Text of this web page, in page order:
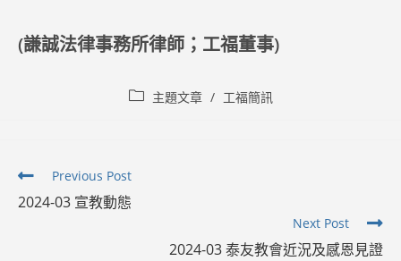
(謙誠法律事務所律師；工福董事)
Post 主題文章 / 工福簡訊
Read
articles
Previous Post
2024-03 宣教動態
Next Post
2024-03 泰友教會近況及感恩見證